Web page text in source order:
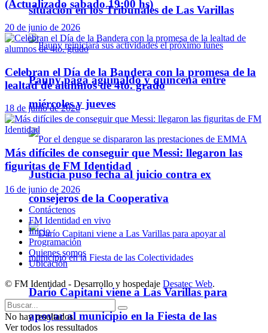
situación en los Tribunales de Las Varillas
Pauny paga aguinaldo y quincena entre
miércoles y jueves
Justicia puso fecha al juicio contra ex
consejeros de la Cooperativa
Darío Capitani viene a Las Varillas para
apoyar al municipio en la Fiesta de las
(Actualizado sabado 19:00 hs)
20 de junio de 2026
Celebran el Día de la Bandera con la promesa de la
lealtad de alumnos de 4to. grado
18 de junio de 2026
Más difíciles de conseguir que Messi: llegaron las
figuritas de FM Identidad
16 de junio de 2026
Contáctenos
FM Identidad en vivo
Inicio
Programación
Quienes somos
Ubicación
© FM Identidad - Desarrollo y hospedaje Desatec Web.
No hay resultados.
Ver todos los ressultados